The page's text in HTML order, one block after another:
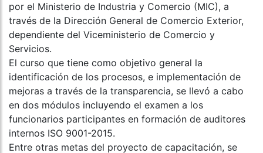
por el Ministerio de Industria y Comercio (MIC), a
través de la Dirección General de Comercio Exterior,
dependiente del Viceministerio de Comercio y
Servicios.
El curso que tiene como objetivo general la
identificación de los procesos, e implementación de
mejoras a través de la transparencia, se llevó a cabo
en dos módulos incluyendo el examen a los
funcionarios participantes en formación de auditores
internos ISO 9001-2015.
Entre otras metas del proyecto de capacitación, se